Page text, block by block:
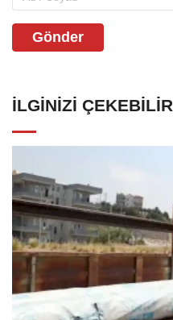
Gönder
İLGINIZI ÇEKEBILIR